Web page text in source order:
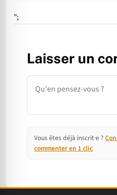
";
Laisser un
Commentaire
Vous êtes déjà inscrit·e ?
commenter en 1 clic